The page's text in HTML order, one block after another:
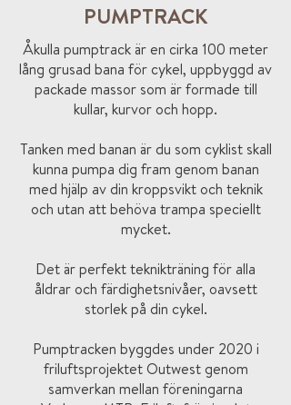
PUMPTRACK
Åkulla pumptrack är en cirka 100 meter
lång grusad bana för cykel, uppbyggd av
packade massor som är formade till
kullar, kurvor och hopp.
Tanken med banan är du som cyklist skall
kunna pumpa dig fram genom banan
med hjälp av din kroppsvikt och teknik
och utan att behöva trampa speciellt
mycket.
Det är perfekt teknikträning för alla
åldrar och färdighetsnivåer, oavsett
storlek på din cykel.
Pumptracken byggdes under 2020 i
friluftsprojektet Outwest genom
samverkan mellan föreningarna